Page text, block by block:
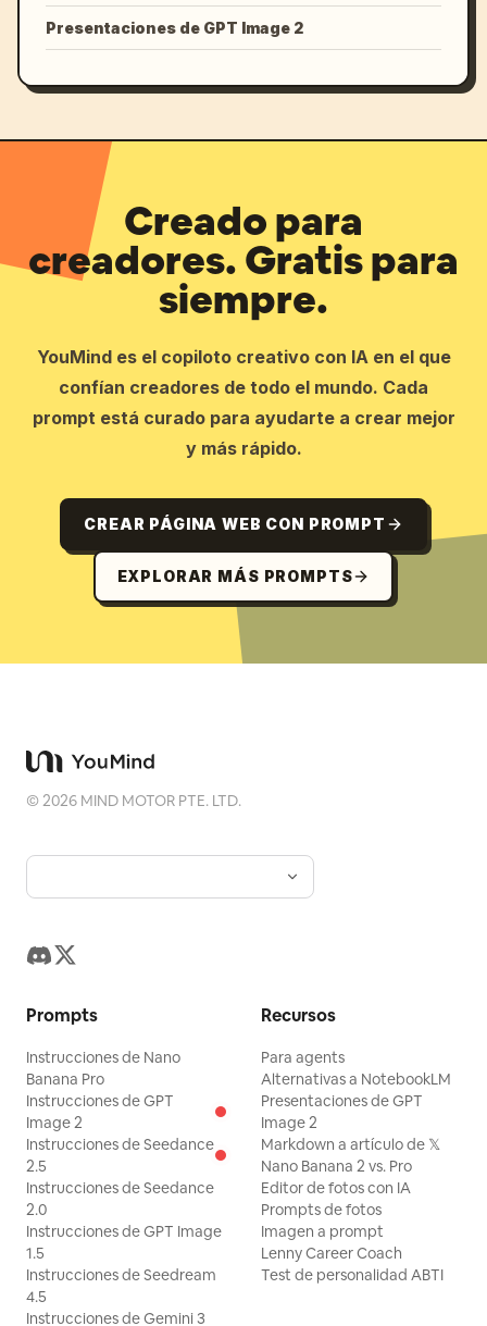
Presentaciones de GPT Image 2
Creado para
creadores. Gratis para
siempre.
YouMind es el copiloto creativo con IA en el que
confían creadores de todo el mundo. Cada
prompt está curado para ayudarte a crear mejor
y más rápido.
CREAR PÁGINA WEB CON PROMPT
EXPLORAR MÁS PROMPTS
©2026 MIND MOTOR PTE. LTD.
Prompts
Instrucciones de Nano
Banana Pro
Instrucciones de GPT
Image 2
Instrucciones de Seedance
2.5
Instrucciones de Seedance
2.0
Instrucciones de GPT Image
1.5
Instrucciones de Seedream
4.5
Instrucciones de Gemini 3
Recursos
Para agents
Alternativas a NotebookLM
Presentaciones de GPT
Image 2
Markdown a artículo de 𝕏
Nano Banana 2 vs. Pro
Editor de fotos con IA
Prompts de fotos
Imagen a prompt
Lenny Career Coach
Test de personalidad ABTI